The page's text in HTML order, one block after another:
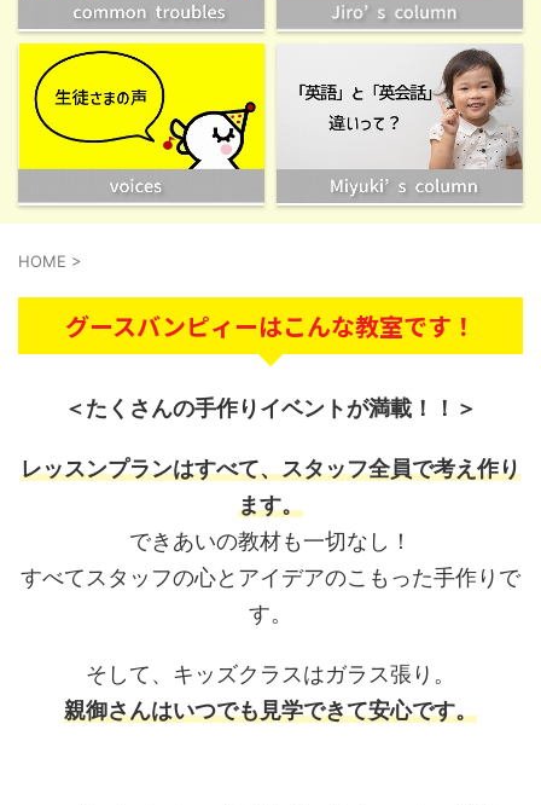
HOME >
グースバンピィーはこんな教室です！
＜たくさんの手作りイベントが満載！！＞
レッスンプランはすべて、スタッフ全員で考え作り
ます。
できあいの教材も一切なし！
すべてスタッフの心とアイデアのこもった手作りで
す。
そして、キッズクラスはガラス張り。
親御さんはいつでも見学できて安心です。